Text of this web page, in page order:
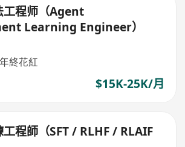
工程师（Agent
Learning Engineer）
終花紅
$15K-25K/月
程師（SFT / RLHF / RLAIF